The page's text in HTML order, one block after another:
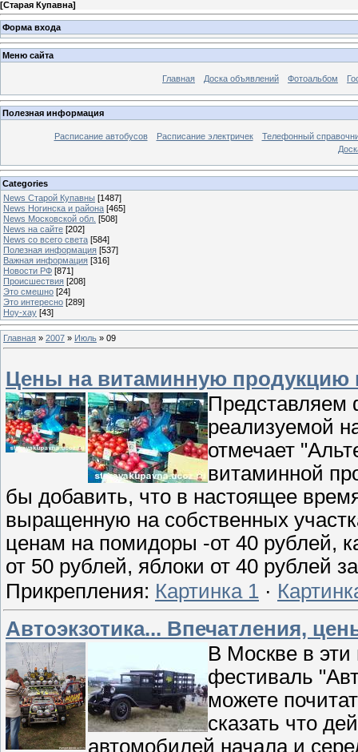
[Старая Купавна]
Форма входа
Меню сайта
Главная Доска объявлений Фотоальбом
Полезная информация
Расписание автобусов Расписание электричек
Телефонный
Categories
News Старой Купавны [1487]
News Ногинска и района [465]
News Московской обл. [508]
News на сайте [202]
News со всего света [584]
Полезная информация [537]
Важная информация [316]
Новости РФ [871]
Происшествия [208]
Это смешно [24]
Это интересно [289]
Ноу-хау [43]
Главная » 2007 » Июль » 09
Цены на витаминную продукцию
Представляем
реализуемой
отмечает
витаминной
бы добавить, что в настоящее
выращенную на собственных
ценам на помидоры -от 40 рублей,
от 50 рублей, яблоки от 40 рублей
Прикрепления: Картинка 1 ·
Автоэкзотика... Впечатления,
В Москве в
фестиваль
можете
сказать что
автомобилей начала и